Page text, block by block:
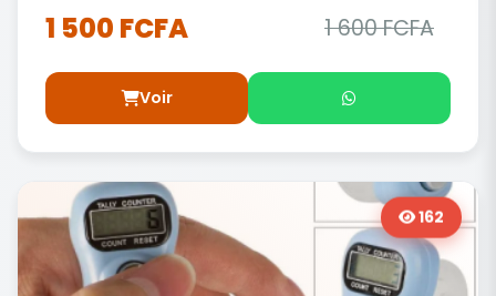
1 500 FCFA 1 600 FCFA
Voir
162